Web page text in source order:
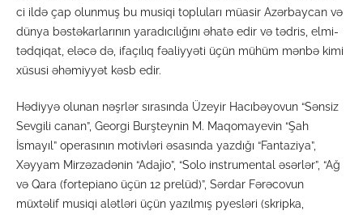
ci ildə çap olunmuş bu musiqi topluları müasir Azərbaycan və
dünya bəstəkarlarının yaradıcılığını əhatə edir və tədris, elmi-
tədqiqat, eləcə də, ifaçılıq fəaliyyəti üçün mühüm mənbə kimi
xüsusi əhəmiyyət kəsb edir.
Hədiyyə olunan nəşrlər sırasında Üzeyir Hacıbəyovun “Sənsiz
Sevgili canan”, Georgi Burşteynin M. Maqomayevin “Şah
İsmayıl” operasının motivləri əsasında yazdığı “Fantaziya”,
Xəyyam Mirzəzadənin “Adajio”, “Solo instrumental əsərlər”, “Ağ
və Qara (fortepiano üçün 12 prelüd)”, Sərdar Fərəcovun
müxtəlif musiqi alətləri üçün yazılmış pyesləri (skripka,